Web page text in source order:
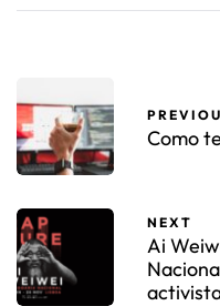
Como
NEXT
Ai